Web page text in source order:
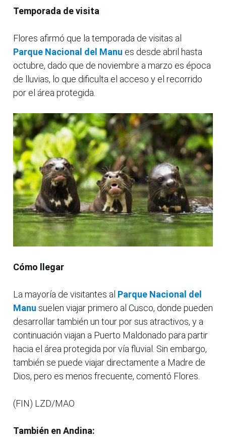
Temporada de visita
Flores afirmó que la temporada de visitas al
Parque Nacional del Manu es desde abril hasta
octubre, dado que de noviembre a marzo es época
de lluvias, lo que dificulta el acceso y el recorrido
por el área protegida.
Cómo llegar
La mayoría de visitantes al Parque Nacional del
Manu suelen viajar primero al Cusco, donde pueden
desarrollar también un tour por sus atractivos, y a
continuación viajan a Puerto Maldonado para partir
hacia el área protegida por vía fluvial. Sin embargo,
también se puede viajar directamente a Madre de
Dios, pero es menos frecuente, comentó Flores.
(FIN) LZD/MAO
También en Andina: